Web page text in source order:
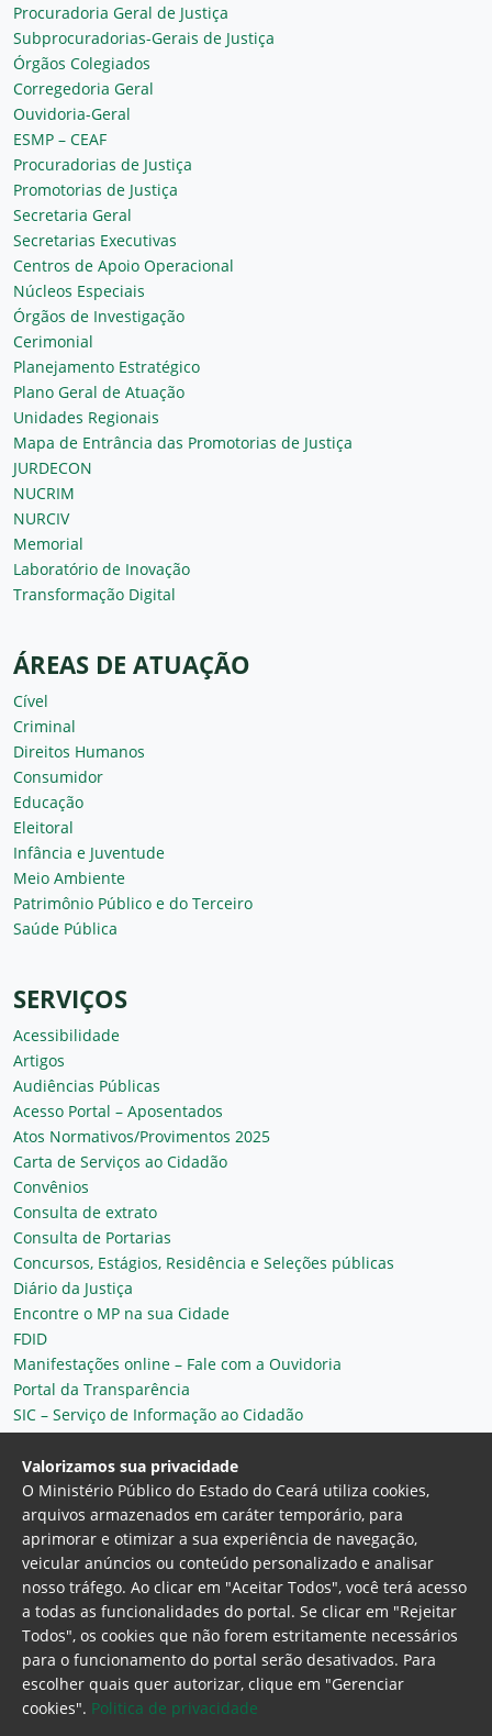
Procuradoria Geral de Justiça
Subprocuradorias-Gerais de Justiça
Órgãos Colegiados
Corregedoria Geral
Ouvidoria-Geral
ESMP – CEAF
Procuradorias de Justiça
Promotorias de Justiça
Secretaria Geral
Secretarias Executivas
Centros de Apoio Operacional
Núcleos Especiais
Órgãos de Investigação
Cerimonial
Planejamento Estratégico
Plano Geral de Atuação
Unidades Regionais
Mapa de Entrância das Promotorias de Justiça
JURDECON
NUCRIM
NURCIV
Memorial
Laboratório de Inovação
Transformação Digital
ÁREAS DE ATUAÇÃO
Cível
Criminal
Direitos Humanos
Consumidor
Educação
Eleitoral
Infância e Juventude
Meio Ambiente
Patrimônio Público e do Terceiro
Saúde Pública
SERVIÇOS
Acessibilidade
Artigos
Audiências Públicas
Acesso Portal – Aposentados
Atos Normativos/Provimentos 2025
Carta de Serviços ao Cidadão
Convênios
Consulta de extrato
Consulta de Portarias
Concursos, Estágios, Residência e Seleções públicas
Diário da Justiça
Encontre o MP na sua Cidade
FDID
Manifestações online – Fale com a Ouvidoria
Portal da Transparência
SIC – Serviço de Informação ao Cidadão
Plantão MP do Ceará
Secretaria Geral
Ministério Público do Estado do Ceará
Procuradoria Geral de Justiça Av. Gen. Afonso
Albuquerque Lima, 130 - Cambeba - CEP:
Valorizamos sua privacidade
O Ministério Público do Estado do Ceará utiliza cookies,
arquivos armazenados em caráter temporário, para
aprimorar e otimizar a sua experiência de navegação,
veicular anúncios ou conteúdo personalizado e analisar
nosso tráfego. Ao clicar em "Aceitar Todos", você terá acesso
a todas as funcionalidades do portal. Se clicar em "Rejeitar
Todos", os cookies que não forem estritamente necessários
para o funcionamento do portal serão desativados. Para
escolher quais quer autorizar, clique em "Gerenciar
cookies". Politica de privacidade